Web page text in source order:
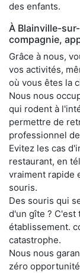
des enfants.
À Blainville-
compagnie,
Grâce à nous,
vos activités,
où vous êtes la
Nous nous
qui rodent à
permettre de
professionnel
Evitez les cas
restaurant, en
vraiment rapide
souris.
Des souris qui
d'un gîte ? C'est
établissement.
catastrophe.
Nous nous
zéro